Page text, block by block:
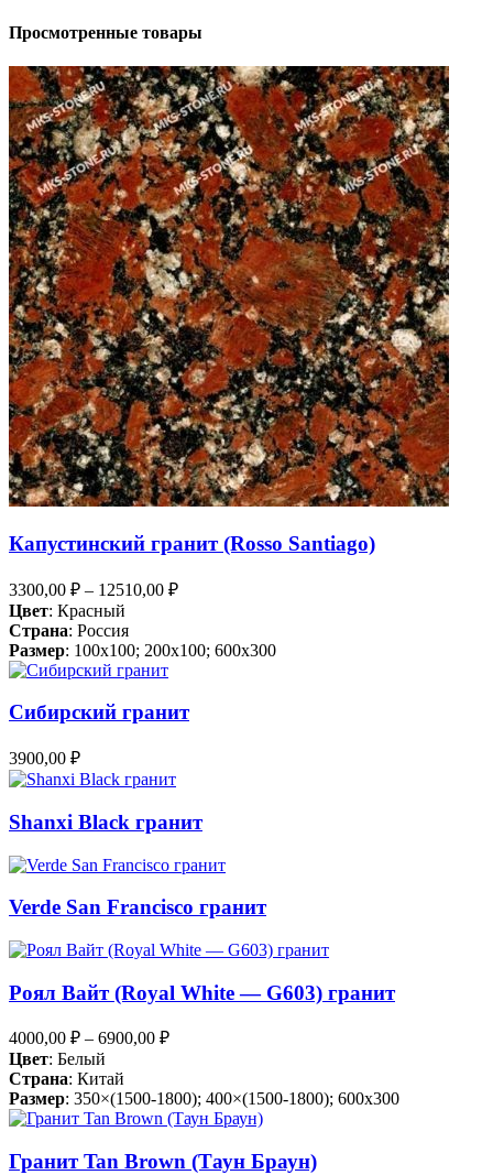
Просмотренные товары
Капустинский гранит (Rosso Santiago)
3300,00 ₽ – 12510,00 ₽
Цвет: Красный
Страна: Россия
Размер: 100x100; 200x100; 600x300
Сибирский гранит
3900,00 ₽
Shanxi Black гранит
Verde San Francisco гранит
Роял Вайт (Royal White — G603) гранит
4000,00 ₽ – 6900,00 ₽
Цвет: Белый
Страна: Китай
Размер: 350×(1500-1800); 400×(1500-1800); 600x300
Гранит Tan Brown (Таун Браун)